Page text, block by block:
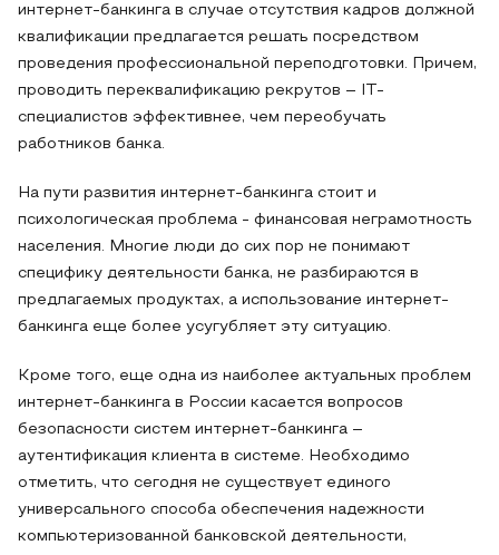
интернет-банкинга в случае отсутствия кадров должной
квалификации предлагается решать посредством
проведения профессиональной переподготовки. Причем,
проводить переквалификацию рекрутов – IT-
специалистов эффективнее, чем переобучать
работников банка.
На пути развития интернет-банкинга стоит и
психологическая проблема - финансовая неграмотность
населения. Многие люди до сих пор не понимают
специфику деятельности банка, не разбираются в
предлагаемых продуктах, а использование интернет-
банкинга еще более усугубляет эту ситуацию.
Кроме того, еще одна из наиболее актуальных проблем
интернет-банкинга в России касается вопросов
безопасности систем интернет-банкинга –
аутентификация клиента в системе. Необходимо
отметить, что сегодня не существует единого
универсального способа обеспечения надежности
компьютеризованной банковской деятельности,